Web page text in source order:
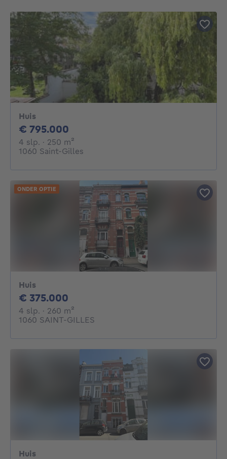
Huis
€ 795.000
4 slp. 4 slaapkamers
· 250 m²
1060 Saint-Gilles
Huis
€ 375.000
4 slp. 4 slaapkamers
· 260 m²
1060 SAINT-GILLES
ONDER OPTIE
Huis